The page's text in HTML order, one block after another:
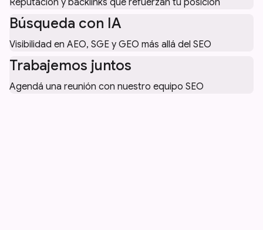
Búsqueda con IA
Visibilidad en AEO, SGE y GEO más allá del SEO
Trabajemos juntos
Agendá una reunión con nuestro equipo SEO